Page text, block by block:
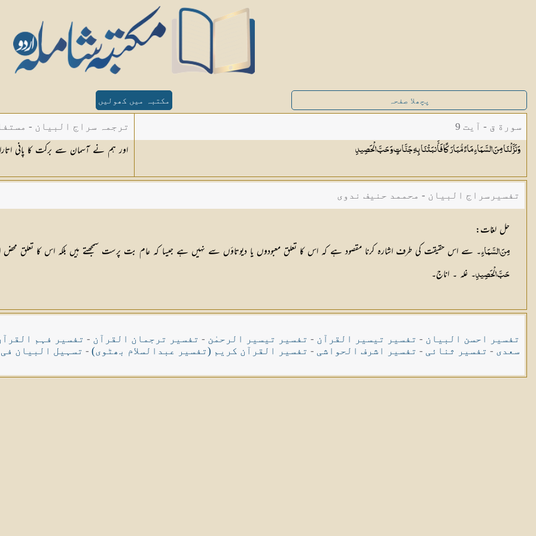
پچھلا صفحہ مکتبہ میں کھولیں
سورة ق - آیت 9
وَنَزَّلْنَا مِنَ السَّمَاءِ مَاءً مُّبَارَكًا فَأَنبَتْنَا بِهِ جَنَّاتٍ وَحَبَّالْحَصِيدِ
ترجمہ سراج البیان -
الدین دھلوی
اور ہم نے آسمان سے برکت کا پانی
تفسیرسراج البیان - محممد حنیف ندوی
حل لغات:
مِنَ السَّمَاءِ۔ سے اس حقیقت کی طرف اشارہ کرنا مقصود ہے کہ اس کا تعلق معبودوں یا دیوتاؤں سے نہیں ہے جیسا کہ عام بت پرست سمجھتے ہیں بلکہ اس کا تعلق
حَبَّ الْحَصِيدِ۔ غلہ ۔ اناج۔
تفسیر احسن البیان - تفسیر تیسیر القرآن - تفسیر تیسیر الرحمٰن - تفسیر ترجمان القرآن - تفسیر فہم
سعدی - تفسیر ثنائی - تفسیر اشرف الحواشی - تفسیر القرآن کریم (تفسیر عبدالسلام بھٹوی) - تسہیل البیان